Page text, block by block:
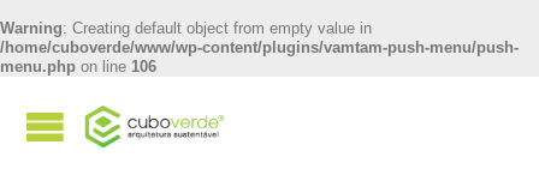
Warning: Creating default object from empty value in
/home/cuboverde/www/wp-content/plugins/vamtam-push-menu/push-
menu.php on line 106